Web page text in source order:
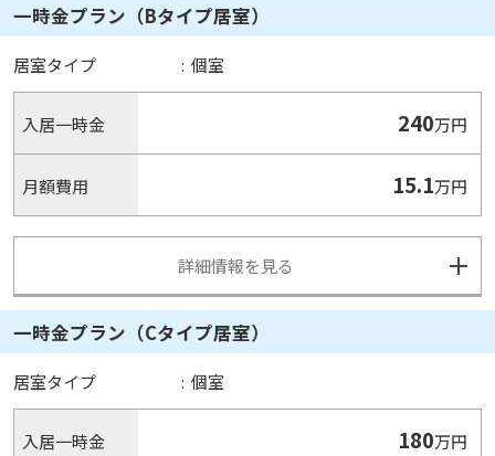
一時金プラン（Bタイプ居室）
居室タイプ : 個室
入居一時金 240万円
月額費用 15.1万円
詳細情報を見る
一時金プラン（Cタイプ居室）
居室タイプ : 個室
入居一時金 180万円